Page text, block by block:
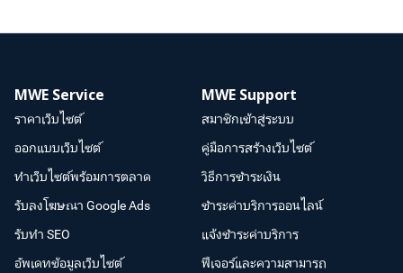
MWE Service
ราคาเว็บไซต์
ออกแบบเว็บไซต์
ทำเว็บไซต์พร้อมการตลาด
รับลงโฆษณา Google Ads
รับทำ SEO
อัพเดทข้อมูลเว็บไซต์
MWE Support
สมาชิกเข้าสู่ระบบ
คู่มือการสร้างเว็บไซต์
วิธีการชำระเงิน
ชำระค่าบริการออนไลน์
แจ้งชำระค่าบริการ
ฟีเจอร์และความสามารถ